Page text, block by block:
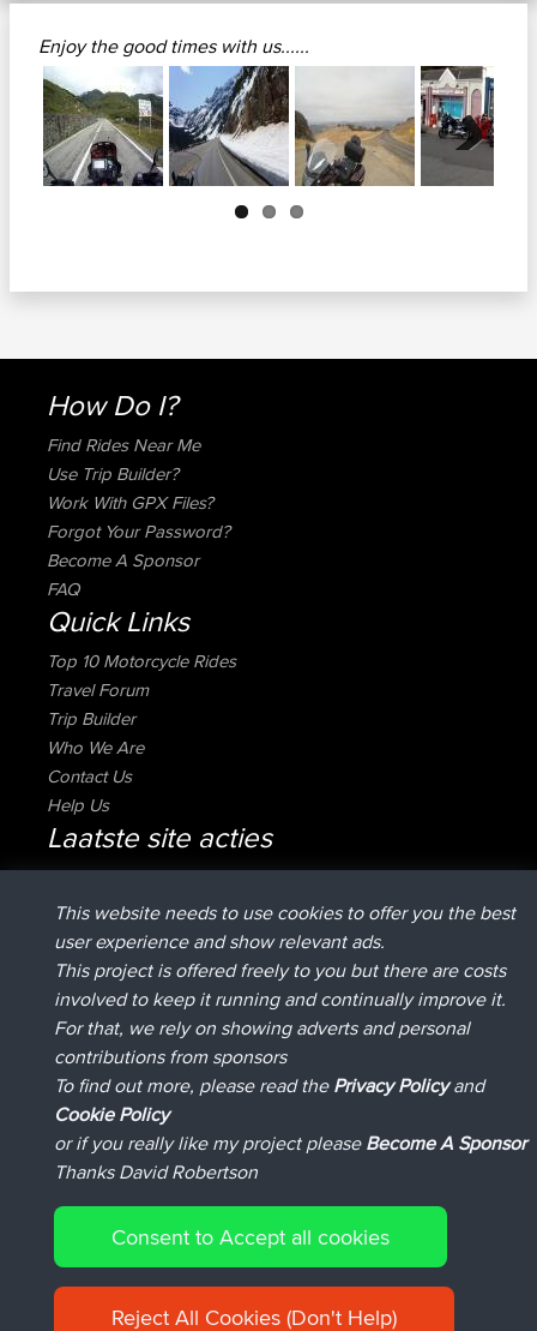
Enjoy the good times with us......
Next
How Do I?
Find Rides Near Me
Use Trip Builder?
Work With GPX Files?
Forgot Your Password?
Become A Sponsor
FAQ
Quick Links
Top 10 Motorcycle Rides
Travel Forum
Trip Builder
Who We Are
Contact Us
Help Us
Laatste site acties
HippoFingeradded tripHenleyNu
HippoFingergeregistreerd opBBR14 min geleden
MindtheEagleadded tripIreland4 hrs, 43 min geleden
Erikkreukheeft route toegevoegdMobiel App Rondje
IJsselmaar5 hrs, 51 min geleden
qusemkd geregistreerd opBBR8 hrs, 3 min geleden
PittigePeetjegeregistreerd op
geleden
Connect
© 2026 David Robertson |Sitemap|Privacy Policy|Cookie
Policy
This website needs to use cookies to offer you the best
user experience and show relevant ads.
This project is offered freely to you but there are costs
involved to keep it running and continually improve it.
For that, we rely on showing adverts and personal
contributions from sponsors
To find out more, please read thePrivacy Policyand
Cookie Policy
or if you really like my project pleaseBecome A Sponsor
Thanks David Robertson
Consent to Accept all cookies
Reject All Cookies (Don't Help)